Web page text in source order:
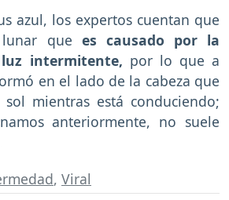
azul, los expertos cuentan que
que es causado por la
intermitente, por lo que a
en el lado de la cabeza que
mientras está conduciendo;
anteriormente, no suele
, Viral